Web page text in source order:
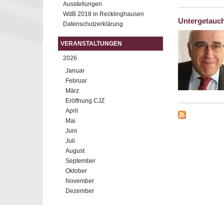
Ausstellungen
WdB 2018 in Recklinghausen
Datenschutzerklärung
VERANSTALTUNGEN
2026
Januar
Februar
März
Eröffnung CJZ
April
Mai
Juni
Juli
August
September
Oktober
November
Dezember